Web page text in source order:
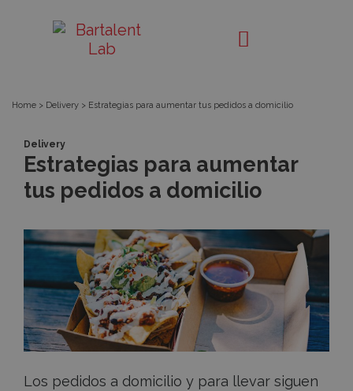
Estrategias
aumentar
tus
pedidos
domicilio
Bartalent
Lab
Home > Delivery > Estrategias para aumentar tus pedidos a domicilio
Delivery
Estrategias para aumentar
tus pedidos a domicilio
Los pedidos a domicilio y para llevar siguen